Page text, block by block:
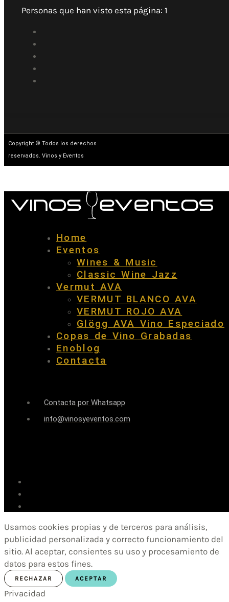
Personas que han visto esta página: 1
Copyright © Todos los derechos
reservados. Vinos y Eventos
Home
Eventos
Wines & Music
Classic Wine Jazz
Vermut AVA
VERMUT BLANCO AVA
VERMUT ROJO AVA
Glögg AVA Vino Especiado
Copas de Vino Grabadas
Enoblog
Contacta
Contacta por Whatsapp
info@vinosyeventos.com
Usamos cookies propias y de terceros para análisis,
publicidad personalizada y correcto funcionamiento del
sitio. Al aceptar, consientes su uso y procesamiento de
datos para estos fines.
RECHAZAR ACEPTAR
Privacidad